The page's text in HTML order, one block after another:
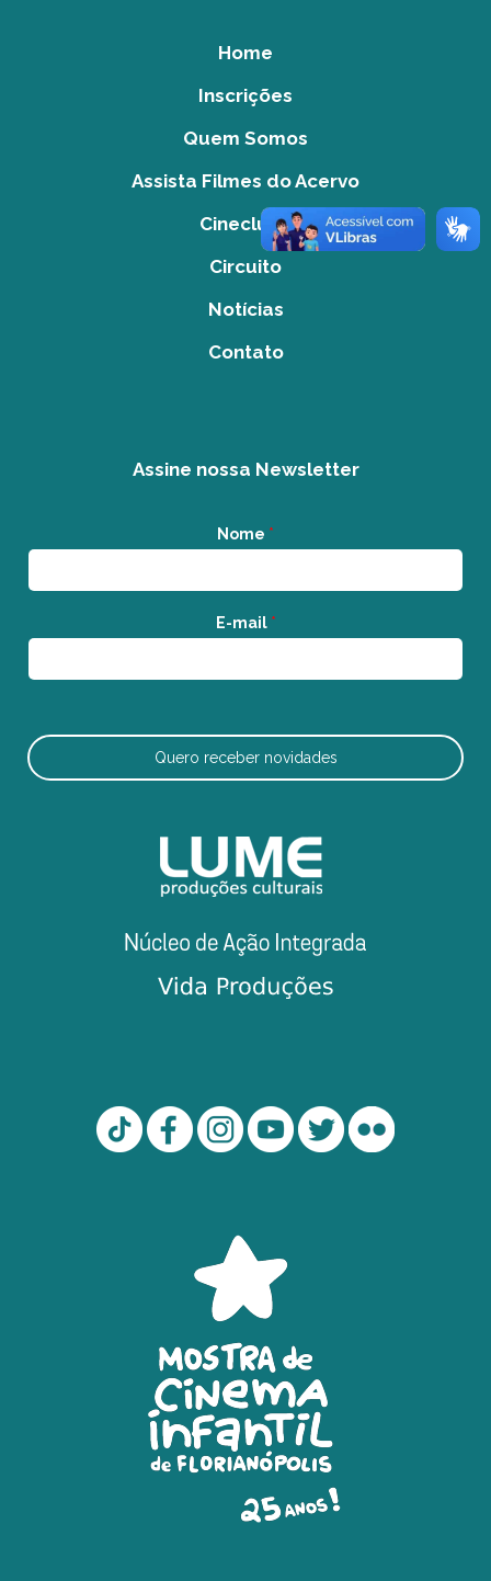
Home
Inscrições
Quem Somos
Assista Filmes do Acervo
Cineclube
Circuito
Notícias
Contato
Assine nossa Newsletter
Nome *
E-mail *
Quero receber novidades